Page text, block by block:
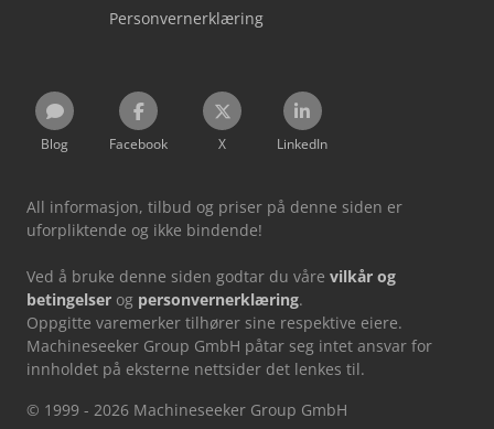
Personvernerklæring
Blog Facebook X LinkedIn
All informasjon, tilbud og priser på denne siden er
uforpliktende og ikke bindende!
Ved å bruke denne siden godtar du våre vilkår og
betingelser og personvernerklæring.
Oppgitte varemerker tilhører sine respektive eiere.
Machineseeker Group GmbH påtar seg intet ansvar for
innholdet på eksterne nettsider det lenkes til.
© 1999 - 2026 Machineseeker Group GmbH